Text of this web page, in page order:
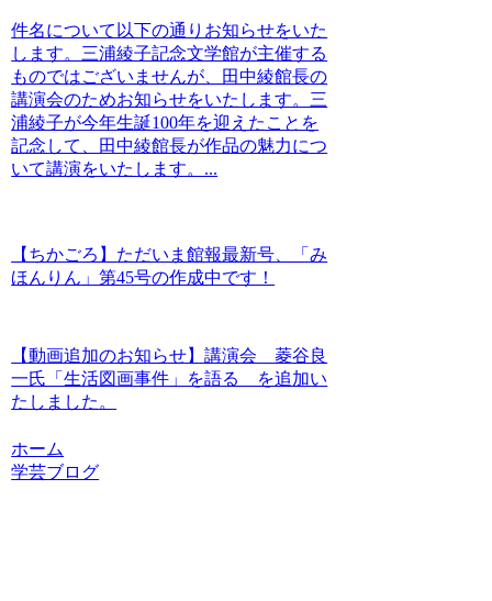
件名について以下の通りお知らせをいた
します。三浦綾子記念文学館が主催する
ものではございませんが、田中綾館長の
講演会のためお知らせをいたします。三
浦綾子が今年生誕100年を迎えたことを
記念して、田中綾館長が作品の魅力につ
いて講演をいたします。...
【ちかごろ】ただいま館報最新号、「み
ほんりん」第45号の作成中です！
【動画追加のお知らせ】講演会 菱谷良
一氏「生活図画事件」を語る を追加い
たしました。
ホーム
学芸ブログ